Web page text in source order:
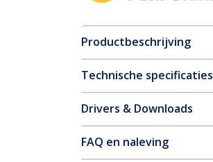
Productbeschrijving
Technische specificaties
Drivers & Downloads
FAQ en naleving